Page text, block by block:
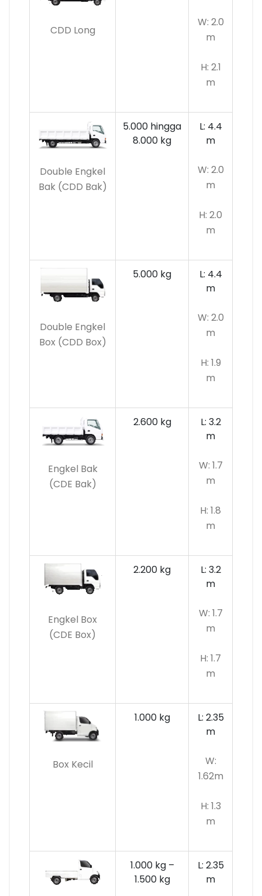
CDD Long
W: 2.0
m
H: 2.1
m
Double Engkel
Bak (CDD Bak)
5.000 hingga
8.000 kg
L: 4.4
m
W: 2.0
m
H: 2.0
m
Double Engkel
Box (CDD Box)
5.000 kg
L: 4.4
m
W: 2.0
m
H: 1.9
m
Engkel Bak
(CDE Bak)
2.600 kg
L: 3.2
m
W: 1.7
m
H: 1.8
m
Engkel Box
(CDE Box)
2.200 kg
L: 3.2
m
W: 1.7
m
H: 1.7
m
Box Kecil
1.000 kg
L: 2.35
m
W:
1.62m
H: 1.3
m
1.000 kg –
1.500 kg
L: 2.35
m